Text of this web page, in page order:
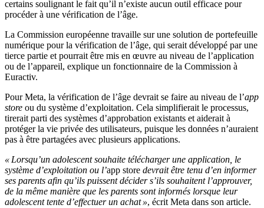
certains soulignant le fait qu’il n’existe aucun outil efficace pour
procéder à une vérification de l’âge.
La Commission européenne travaille sur une solution de portefeuille
numérique pour la vérification de l’âge, qui serait développé par une
tierce partie et pourrait être mis en œuvre au niveau de l’application
ou de l’appareil, explique un fonctionnaire de la Commission à
Euractiv.
Pour Meta, la vérification de l’âge devrait se faire au niveau de l’app
store ou du système d’exploitation. Cela simplifierait le processus,
tirerait parti des systèmes d’approbation existants et aiderait à
protéger la vie privée des utilisateurs, puisque les données n’auraient
pas à être partagées avec plusieurs applications.
« Lorsqu’un adolescent souhaite télécharger une application, le
système d’exploitation ou l’app store devrait être tenu d’en informer
ses parents afin qu’ils puissent décider s’ils souhaitent l’approuver,
de la même manière que les parents sont informés lorsque leur
adolescent tente d’effectuer un achat », écrit Meta dans son article.